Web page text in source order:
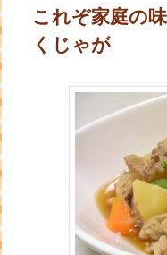
これぞ家庭の
くじゃが